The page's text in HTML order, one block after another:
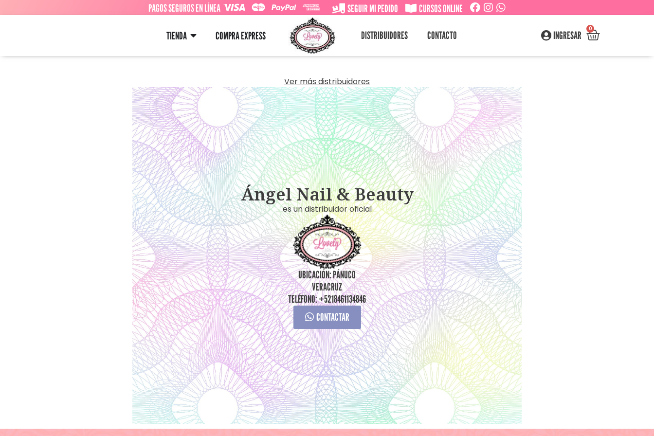
PAGOS SEGUROS EN LÍNEA SEGUIR MI PEDIDO CURSOS ONLINE
TIENDA COMPRA EXPRESS DISTRIBUIDORES CONTACTO INGRESAR
0
Ver más distribuidores
Ángel Nail & Beauty
es un distribuidor oficial
UBICACIÓN: PÁNUCO
VERACRUZ
TELÉFONO: +5218461134846
CONTACTAR